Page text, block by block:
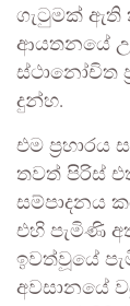
ගැටුමක් ඇති
ආයතනයේ
ස්ථානෝචිත
දුන්හ.
එම
තවත් පිරිස්
සම්පාදනය
එහි පැමිණි
ඉවත්වූයේ
අවසානයේ